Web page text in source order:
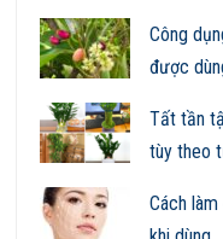
Công
được
Tất tần
tùy theo
Cách